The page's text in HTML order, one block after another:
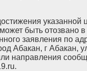
указанной
быть отозвано
заявления по
Абакан, г Абакан,
направления